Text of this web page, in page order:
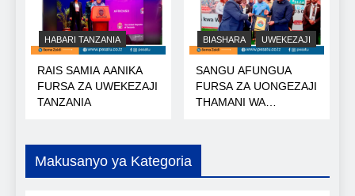
HABARI TANZANIA
RAIS SAMIA AANIKA
FURSA ZA UWEKEZAJI
TANZANIA
BIASHARA UWEKEZAJI
SANGU AFUNGUA
FURSA ZA UONGEZAJI
THAMANI WA
Makusanyo ya Kategoria